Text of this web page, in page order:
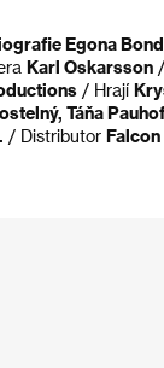
Egona
Karl Oskarsson
/ Hrají
Táňa
/ Distributor Falcon